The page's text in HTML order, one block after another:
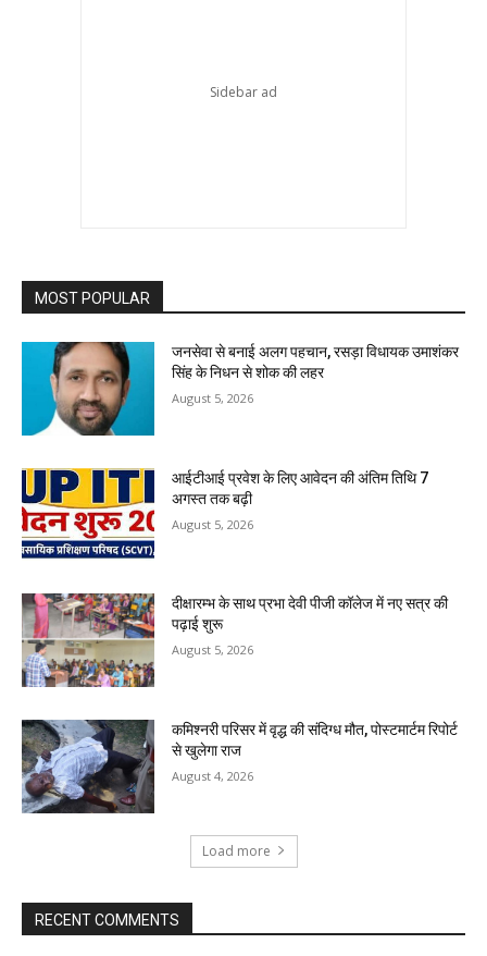
MOST POPULAR
जनसेवा से बनाई अलग पहचान, रसड़ा विधायक उमाशंकर
सिंह के निधन से शोक की लहर
August 5, 2026
आईटीआई प्रवेश के लिए आवेदन की अंतिम तिथि 7
अगस्त तक बढ़ी
August 5, 2026
दीक्षारम्भ के साथ प्रभा देवी पीजी कॉलेज में नए सत्र की
पढ़ाई शुरू
August 5, 2026
कमिश्नरी परिसर में वृद्ध की संदिग्ध मौत, पोस्टमार्टम रिपोर्ट
से खुलेगा राज
August 4, 2026
Load more
RECENT COMMENTS